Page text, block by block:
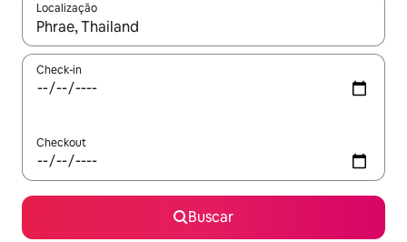
Localização
Quando os resultados estiverem disponíveis, explore-os
Check-in
Checkout
Buscar